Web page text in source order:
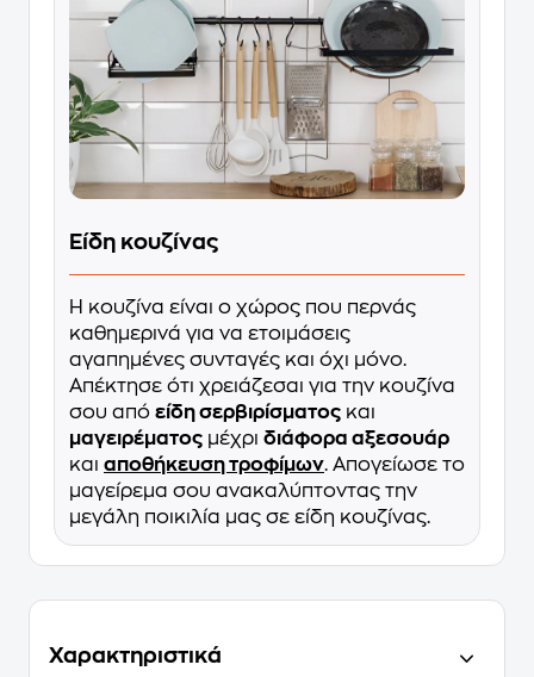
Είδη κουζίνας
Η κουζίνα είναι ο χώρος που περνάς
καθημερινά για να ετοιμάσεις
αγαπημένες συνταγές και όχι μόνο.
Απέκτησε ότι χρειάζεσαι για την κουζίνα
σου από είδη σερβιρίσματος και
μαγειρέματος μέχρι διάφορα αξεσουάρ
και αποθήκευση τροφίμων. Απογείωσε το
μαγείρεμα σου ανακαλύπτοντας την
μεγάλη ποικιλία μας σε είδη κουζίνας.
Χαρακτηριστικά